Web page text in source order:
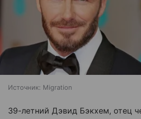
Источник: Migration
39-летний Дэвид Бэкхем, отец